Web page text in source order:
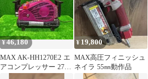
¥46,180
MAX AK-HH1270E2 エ
アコンプレッサー 27L
¥ 19,800
MAX高圧フィニッシュ
ネイラ 55㎜動作品